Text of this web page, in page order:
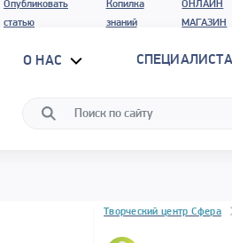
Опубликовать
статью
Копилка
знаний
ОНЛАЙН
МАГАЗИН
О НАС
Блок новостей
Творческий центр Сфера